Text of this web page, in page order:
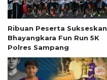
Ribuan Peserta Sukseskan
Bhayangkara Fun Run 5K
Polres Sampang